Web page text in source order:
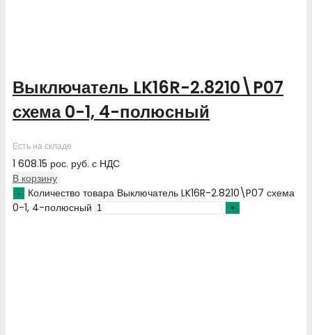
Выключатель LK16R-2.8210\P07
схема 0-1, 4-полюсный
Есть на складе
1 608.15 рос. руб. с НДС
В корзину
Количество товара Выключатель LK16R-2.8210\P07 схема
0-1, 4-полюсный